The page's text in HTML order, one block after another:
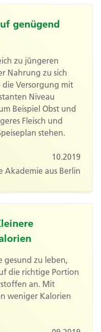
genügend
zu jüngeren
Nahrung zu sich
Versorgung mit
Niveau
Beispiel Obst und
Fleisch und
stehen.
10.2019
Akademie aus Berlin
gesund zu leben,
die richtige Portion
an. Mit
weniger Kalorien